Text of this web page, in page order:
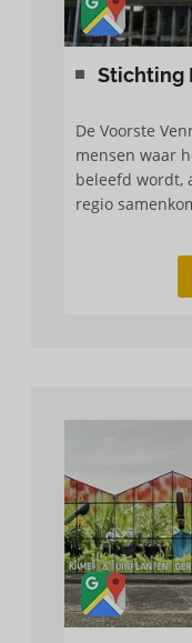
Stichting
De Voorste
mensen waar
beleefd wordt,
regio